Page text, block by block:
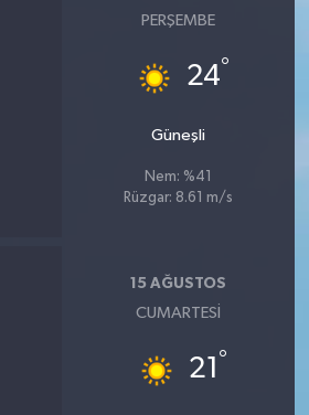
PERŞEMBE
24°
Güneşli
Nem: %41
Rüzgar: 8.61 m/s
15 AĞUSTOS
CUMARTESI
21 °